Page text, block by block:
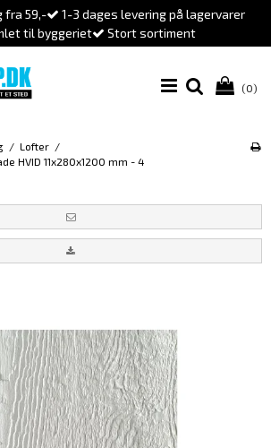
fra 59,-
1-3 dages levering på lagervarer
til byggeriet
Stort sortiment
(0)
/ Lofter /
HVID 11x280x1200 mm - 4